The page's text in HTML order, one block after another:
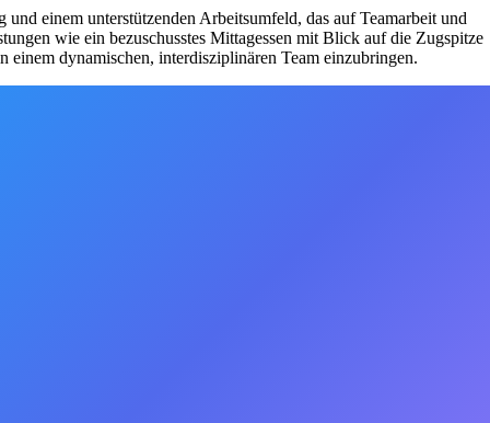
einem unterstützenden Arbeitsumfeld, das auf Teamarbeit und
wie ein bezuschusstes Mittagessen mit Blick auf die Zugspitze
dynamischen, interdisziplinären Team einzubringen.